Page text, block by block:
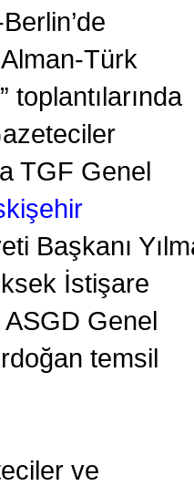
Türk
toplantılarında
TGF Genel
Başkanı
İstişare
ASGD Genel
temsil
ve